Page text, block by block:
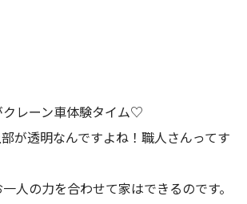
レーン車体験タイム♡
が透明なんですよね！職人さんってす
人の力を合わせて家はできるのです。